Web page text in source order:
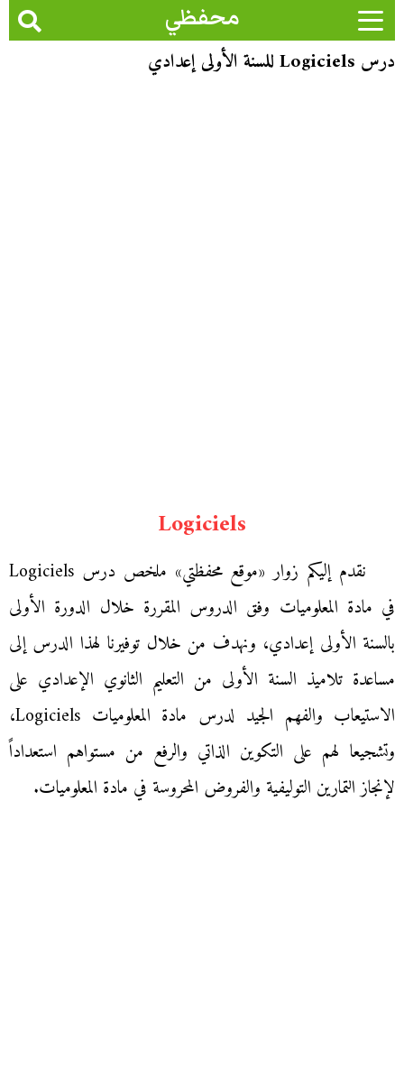
محفظي
درس Logiciels للسنة الأولى إعدادي
Logiciels
نقدم إليكم زوار «موقع محفظتي» ملخص درس Logiciels
في مادة المعلوميات وفق الدروس المقررة خلال الدورة الأولى
بالسنة الأولى إعدادي، ونهدف من خلال توفيرنا لهذا الدرس إلى
مساعدة تلاميذ السنة الأولى من التعليم الثانوي الإعدادي على
الاستيعاب والفهم الجيد لدرس مادة المعلوميات Logiciels،
وتشجيعا لهم على التكوين الذاتي والرفع من مستواهم استعداداً
لإنجاز التمارين التوليفية والفروض المحروسة في مادة المعلوميات.